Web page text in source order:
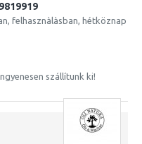
felhasznàlàsban, hétköznap
szállítunk ki!